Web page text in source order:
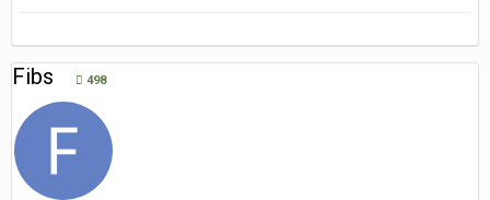
Fibs 498